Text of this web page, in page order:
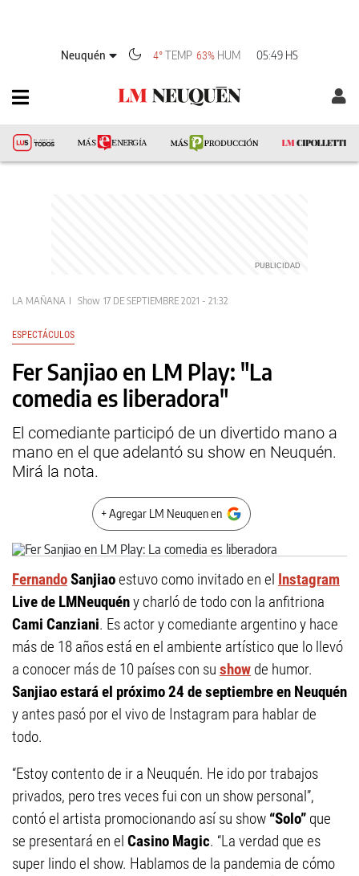
Neuquén 4°TEMP 63% HUM 05:49 HS
LA MAÑANA Show 17 DE SEPTIEMBRE 2021 - 21:32
ESPECTÁCULOS
Fer Sanjiao en LM Play: "La
comedia es liberadora"
El comediante participó de un divertido mano a
mano en el que adelantó su show en Neuquén.
Mirá la nota.
+ Agregar LM Neuquen en
FernandoSanjiaoestuvo como invitado en el Instagram
Live de LMNeuquény charló de todo con la anfitriona
Cami Canziani. Es actor y comediante argentino y hace
más de 18 años está en el ambiente artístico que lo llevó
a conocer más de 10 países con su show de humor.
Sanjiao estará el próximo 24 de septiembre en Neuquén
y antes pasó por el vivo de Instagram para hablar de
todo.
“Estoy contento de ir a Neuquén. He ido por trabajos
privados, pero tres veces fui con un show personal”,
contó el artista promocionando así su show “Solo” que
se presentará en el Casino Magic. “La verdad que es
super lindo el show. Hablamos de la pandemia de cómo